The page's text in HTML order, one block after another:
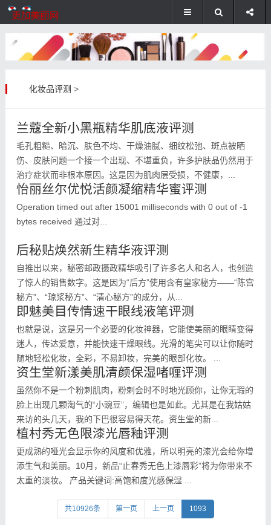
化妆品评测 >
兰蔻全新小黑瓶精华肌底液评测
毛孔粗糙、暗沉、肤色不均、干燥油腻、细纹松弛、斑点被晒
伤、皮肤问题一个接一个出现、不堪重负，许多护肤品仍然用于
治疗症状而非根本原因。这是因为肌肉层受损，不健康，...
怡丽丝尔优悦活颜凝缩精华蜜评测
Operation timed out after 15001 milliseconds with 0 out of -1
bytes received 通过对...
后秘贴焕然新生精华液评测
自推出以来，秘密邮政摄政精华吸引了许多名人和名人，也创造
了惊人的销售数字。这是因为“后方”使用含有皇家秘方——“陈宫
秘方”、“琼浆秘方”、“清心秘方”的成分，从...
即魅美目传情速干眼线液笔评测
也就是说，这是另一个必要的化妆神器，它能使美丽的眼睛变得
迷人，传达爱意，并能快速干燥眼线。光滑的笔尖可以让你随时
随地轻松化妆，全彩，不易卸妆，完美的眼部化妆。 ...
资生堂新漾美肌清颜保湿啫喱评测
虽然你不是一个粉刺肌肉，粉刺会时不时地光顾你，让你无瑕的
脸上出现几颗淘气的“小豌豆”，编辑也是如此。尤其是在我姑姑
来访的头几天，我的下巴很容易得天花。资生堂的新...
植村秀无色限漆光唇釉评测
更成熟的哑光会显示你的风度和优雅，所以明亮的漆光会给你增
添生气和美丽。10月，新品“止春秀无色上漆唇彩”将为你带来不
太重的淡妆。 产品关键词:高饱和度光感保湿 ...
共10926条 第一页 上一页 1093